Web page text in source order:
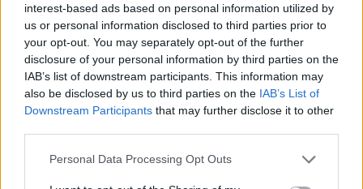
interest-based ads based on personal information utilized by
us or personal information disclosed to third parties prior to
your opt-out. You may separately opt-out of the further
disclosure of your personal information by third parties on the
IAB’s list of downstream participants. This information may
also be disclosed by us to third parties on the IAB’s List of
Downstream Participants that may further disclose it to other
Personal Data Processing Opt Outs
Toghe libera tutti, graziati i
ProPal dell'assalto alla polizia:
"No ai domiciliari, devono
studiare"
31/03/2026
IDENTIFICATI
"Rischio guerriglia e istinto di